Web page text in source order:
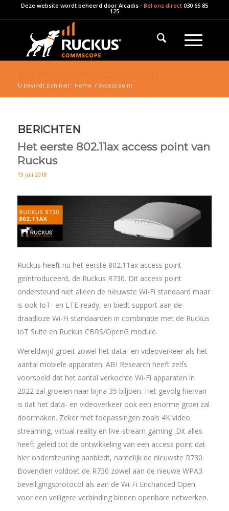
Deze website wordt beheerd door Alcadis- Bel ons direct 030 65 85
125
U bevindt zich hier: Home / access point
BERICHTEN
Het eerste 802.11ax access point van
Ruckus
19 juli 2018
Ruckus heeft nu het eerste 802.11ax access point
geïntroduceerd, de Ruckus R730. Dit access point
ondersteund niet alleen de nieuwste Wi-Fi standaard maar
is ook IoT- en LTE-ready, en biedt support aan de
draadloze Wi-Fi standaarden in combinatie met de Ruckus
IoT Suite en Ruckus CBRS/OpenG module.
Wereldwijd groeit zowel het data- en videoverkeer als het
aantal mobiele apparaten. ABI Research heeft zelfs
voorspeld dat het aantal verkochte Wi-Fi apparaten in
2022 zal groeien naar bijna 35 biljoen. Het gevolg hiervan
is dat het data- en videoverkeer ook een enorme groei zal
doormaken. Zeker met toepassingen zoals 4K video
streaming, virtual reality en live-stream gaming. Dit alles
heeft geleid tot de ontwikkeling van een access point dat
hier ondersteuning aanbiedt, namelijk de nieuwste R730.
Bovendien voldoet de R730 zowel aan de nieuwe WPA3
beveiligingsprotocol als aan de Wi-Fi Enchanced Open
voor een veiligere verbinding binnen openbare netwerken.